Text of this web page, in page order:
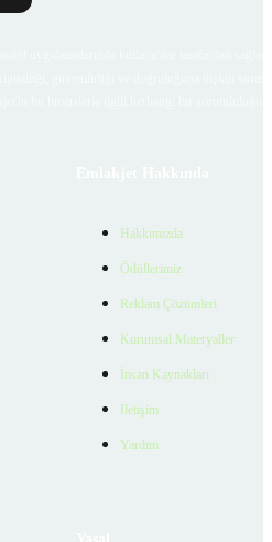
Hakkımızda
Ödüllerimiz
Reklam Çözümleri
Kurumsal Materyaller
İnsan Kaynakları
İletişim
Yardım